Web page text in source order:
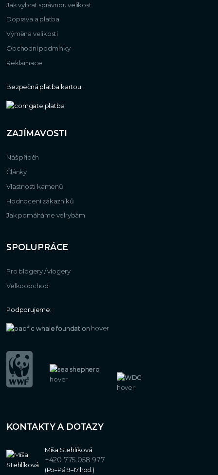
Jak vybrat správnou velikost
Doprava a platba
Výměna velikosti
Obchodní podmínky
Reklamace
Bezpečná platba kartou:
ZAJÍMAVOSTI
Náš příběh
Články
Vlastnosti kamenů
Hodnocení zákazníků
Jak pomáháme velrybám
SPOLUPRÁCE
Pro blogery / vlogery
Velkoobchod
Podporujeme:
KONTAKTY A DOTAZY
Míša Stehlíková
+420 775 058 977
(Po–Pá 9–17 hod.)